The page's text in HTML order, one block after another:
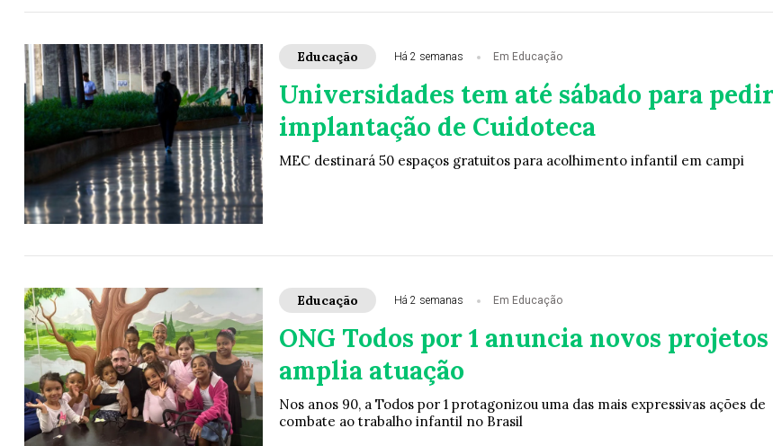
Educação Há 2 semanas Em Educação
Universidades tem até sábado para
implantação de Cuidoteca
MEC destinará 50 espaços gratuitos para acolhimento infantil em campi
Educação Há 2 semanas Em Educação
ONG Todos por 1 anuncia novos projetos
amplia atuação
Nos anos 90, a Todos por 1 protagonizou uma das mais expressivas ações de
combate ao trabalho infantil no Brasil